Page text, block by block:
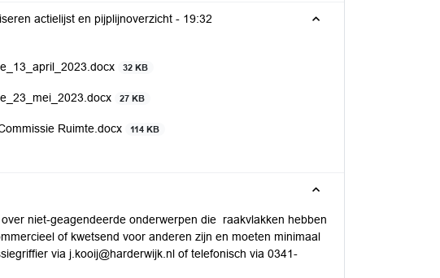
Vaststellen verslag 13 april 2023 en 23 mei en actualiseren actielijst en pijplijnoverzicht - 19:32
32 KB
27 KB
Ruimte.docx 114 KB
niet-geagendeerde onderwerpen die raakvlakken hebben
of kwetsend voor anderen zijn en moeten minimaal
via j.kooij@harderwijk.nl of telefonisch via 0341-